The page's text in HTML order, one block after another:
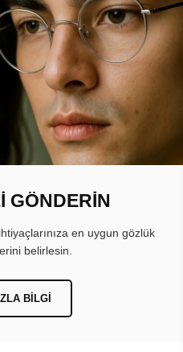
GÖNDERİN
en uygun gözlük
belirlesin.
BILGI